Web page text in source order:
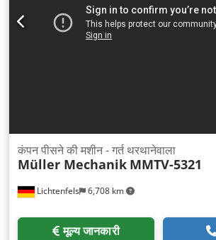
Lichtenfels 6,708 km
कंपन पीसने की मशीन - गर्त थरथानेवाला
Müller Mechanik MMTV-5321
मूल्य जानकारी